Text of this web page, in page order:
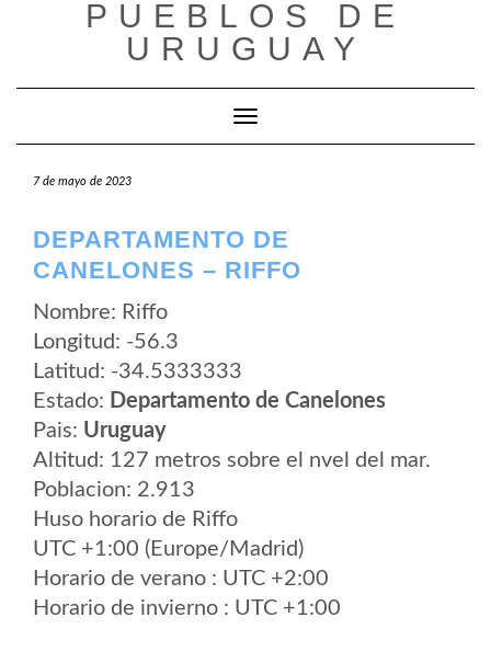
PUEBLOS DE
URUGUAY
Cambiar modo de navegación
7 de mayo de 2023
DEPARTAMENTO DE
CANELONES – RIFFO
Nombre: Riffo
Longitud: -56.3
Latitud: -34.5333333
Estado: Departamento de Canelones
Pais: Uruguay
Altitud: 127 metros sobre el nvel del mar.
Poblacion: 2.913
Huso horario de Riffo
UTC +1:00 (Europe/Madrid)
Horario de verano : UTC +2:00
Horario de invierno : UTC +1:00